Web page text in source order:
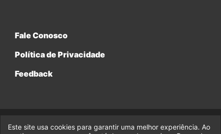
Fale Conosco
Política de Privacidade
Feedback
© 2017-2026 Legado da Marvel, uma empresa da Legado
Este site usa cookies para garantir uma melhor experiência. Ao